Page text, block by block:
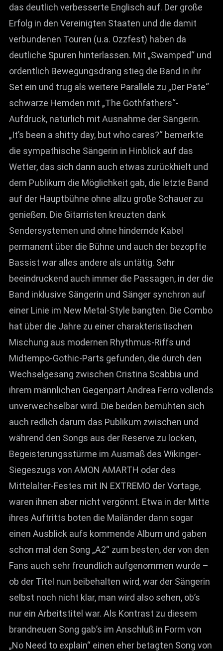
das deutlich verbesserte Englisch auf. Der große
Erfolg in den Vereinigten Staaten und die damit
verbundenen Touren (u.a. Ozzfest) haben da
deutliche Spuren hinterlassen. Mit „Swamped“ und
ordentlich Bewegungsdrang stieg die Band in ihr
Set ein und trug als weitere Parallele zu „Der Pate“
schwarze Hemden mit „The Gothfathers“-
Aufdruck, natürlich mit Ausnahme der Sängerin.
„It’s been a shitty day, but who cares?“ bemerkte
die sympathische Sängerin in Hinblick auf das
Wetter, das sich dann auch etwas zurückhielt und
dem Publikum die Möglichkeit gab, die letzte Band
auf der Hauptbühne ohne allzu große Schauer zu
genießen. Die Gitarristen kreuzten dank
Sendersystemen und ohne hindernde Kabel
permanent über die Bühne und auch der bezopfte
Bassist war alles andere als untätig. Sehr
beeindruckend auch immer die Passagen, in der die
Band inklusive Sängerin und Sänger synchron auf
einer Linie im New Metal-Style bangten. Die Combo
hat über die Jahre zu einer charakteristischen
Mischung aus modernen Rhythmus-Riffs und
Midtempo-Gothic-Parts gefunden, die durch den
Wechselgesang zwischen Cristina Scabbia und
ihrem männlichen Gegenpart Andrea Ferro vollends
unverwechselbar wird. Die beiden bemühten sich
auch redlich darum das Publikum zwischen und
während den Songs aus der Reserve zu locken,
Begeisterungsstürme im Ausmaß des Wikinger-
Siegeszugs von AMON AMARTH oder des
Mittelalter-Festes mit IN EXTREMO der Vortage,
waren ihnen aber nicht vergönnt. Etwa in der Mitte
ihres Auftritts boten die Mailänder dann sogar
einen Ausblick aufs kommende Album und gaben
schon mal den Song „A2“ zum besten, der von den
Fans auch sehr freundlich aufgenommen wurde –
ob der Titel nun beibehalten wird, war der Sängerin
selbst noch nicht klar, man wird also sehen, ob’s
nur ein Arbeitstitel war. Als Kontrast zu diesem
brandneuen Song gab’s im Anschluß in Form von
„No Need to explain“ einen eher betagten Song von